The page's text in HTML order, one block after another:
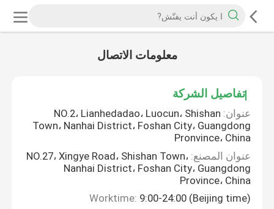
معلومات الاتصال
تفاصيل الشركة
عنوان: NO.2، Lianhedadao، Luocun، Shishan
Town، Nanhai District، Foshan City، Guangdong
Pronvince، China
عنوان المصنع: NO.27، Xingye Road، Shishan Town،
Nanhai District، Foshan City، Guangdong
Province، China
Worktime: 9:00-24:00 (Beijing time)